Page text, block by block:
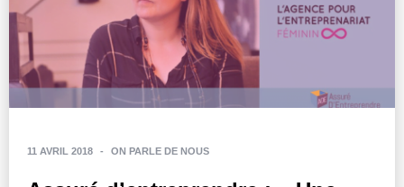
11 AVRIL 2018 - ON PARLE DE NOUS